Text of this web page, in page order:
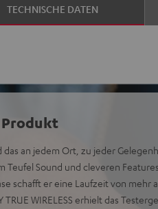
TECHNISCHE DATEN
Produkt
an jedem Ort, zu jeder
Teufel Sound und cleveren
schafft er eine Laufzeit von mehr
WIRELESS erhielt das